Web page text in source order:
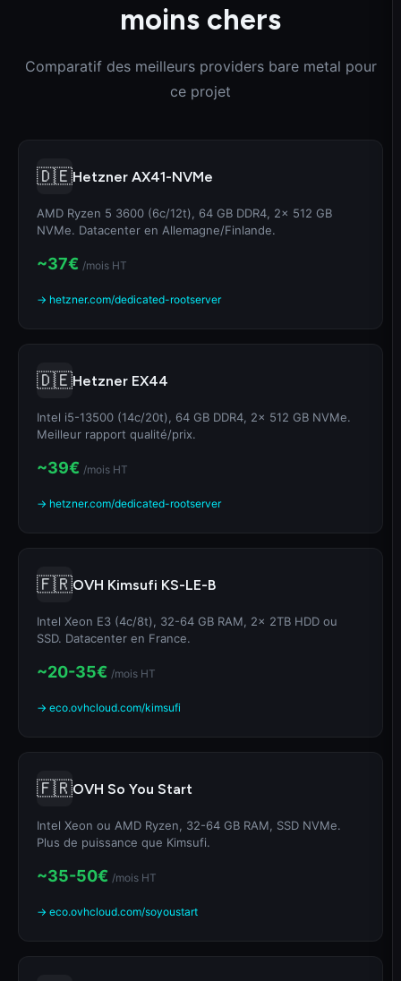
moins chers
Comparatif des meilleurs providers bare metal pour
ce projet
🇩🇪Hetzner AX41-NVMe
AMD Ryzen 5 3600 (6c/12t), 64 GB DDR4, 2x 512 GB
NVMe. Datacenter en Allemagne/Finlande.
~37€ /mois HT
→ hetzner.com/dedicated-rootserver
🇩🇪Hetzner EX44
Intel i5-13500 (14c/20t), 64 GB DDR4, 2x 512 GB NVMe.
Meilleur rapport qualité/prix.
~39€ /mois HT
→ hetzner.com/dedicated-rootserver
🇫🇷OVH Kimsufi KS-LE-B
Intel Xeon E3 (4c/8t), 32-64 GB RAM, 2x 2TB HDD ou
SSD. Datacenter en France.
~20-35€ /mois HT
→ eco.ovhcloud.com/kimsufi
🇫🇷OVH So You Start
Intel Xeon ou AMD Ryzen, 32-64 GB RAM, SSD NVMe.
Plus de puissance que Kimsufi.
~35-50€ /mois HT
→ eco.ovhcloud.com/soyoustart